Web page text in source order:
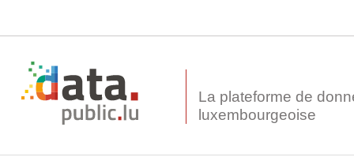
La plateforme de